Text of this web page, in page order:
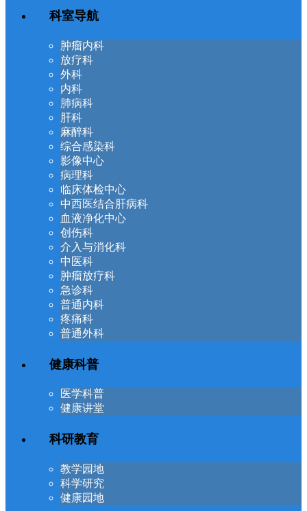
科室导航
肿瘤内科
放疗科
外科
内科
肺病科
肝科
麻醉科
综合感染科
影像中心
病理科
临床体检中心
中西医结合肝病科
血液净化中心
创伤科
介入与消化科
中医科
肿瘤放疗科
急诊科
普通内科
疼痛科
普通外科
健康科普
医学科普
健康讲堂
科研教育
教学园地
科学研究
健康园地